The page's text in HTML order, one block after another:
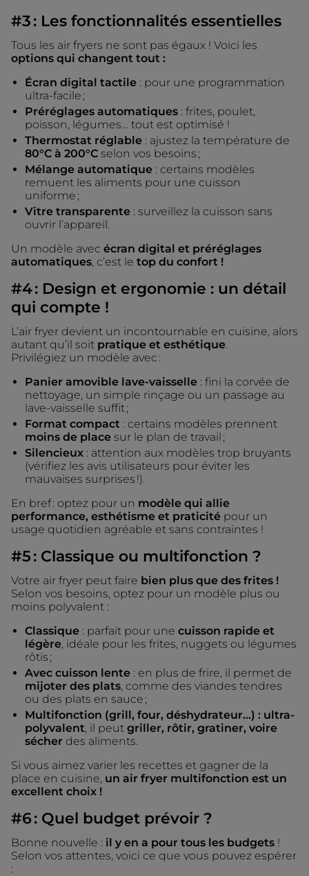
#3 : Les fonctionnalités essentielles
Tous les air fryers ne sont pas égaux ! Voici les
options qui changent tout :
Écran digital tactile : pour une programmation
ultra-facile ;
Préréglages automatiques : frites, poulet,
poisson, légumes… tout est optimisé !
Thermostat réglable : ajustez la température de
80°C à 200°C selon vos besoins ;
Mélange automatique : certains modèles
remuent les aliments pour une cuisson
uniforme ;
Vitre transparente : surveillez la cuisson sans
ouvrir l’appareil.
Un modèle avec écran digital et préréglages
automatiques , c’est le top du confort !
#4 : Design et ergonomie : un détail
qui compte !
L’air fryer devient un incontournable en cuisine, alors
autant qu’il soit pratique et esthétique.
​​​​​​​Privilégiez un modèle avec :
Panier amovible lave-vaisselle : fini la corvée de
nettoyage, un simple rinçage ou un passage au
lave-vaisselle suffit ;
Format compact : certains modèles prennent
moins de place sur le plan de travail ;
Silencieux : attention aux modèles trop bruyants
(vérifiez les avis utilisateurs pour éviter les
mauvaises surprises !).
En bref : optez pour un modèle qui allie
performance, esthétisme et praticité pour un
usage quotidien agréable et sans contraintes !
#5 : Classique ou multifonction ?
Votre air fryer peut faire bien plus que des frites !
Selon vos besoins, optez pour un modèle plus ou
moins polyvalent :
Classique : parfait pour une cuisson rapide et
légère , idéale pour les frites, nuggets ou légumes
rôtis ;
Avec cuisson lente : en plus de frire, il permet de
mijoter des plats , comme des viandes tendres
ou des plats en sauce ;
Multifonction (grill, four, déshydrateur…) : ultra-
polyvalent , il peut griller, rôtir, gratiner, voire
sécher des aliments.
Si vous aimez varier les recettes et gagner de la
place en cuisine, un air fryer multifonction est un
excellent choix !
#6 : Quel budget prévoir ?
Bonne nouvelle : il y en a pour tous les budgets !
Selon vos attentes, voici ce que vous pouvez espérer
: